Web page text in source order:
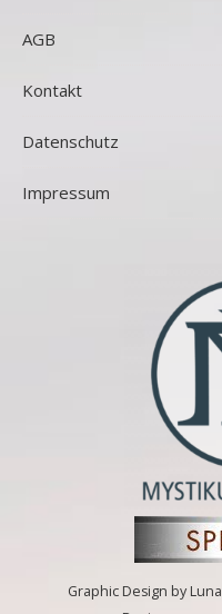
AGB
Kontakt
Datenschutz
Impressum
Graphic Design by Luna